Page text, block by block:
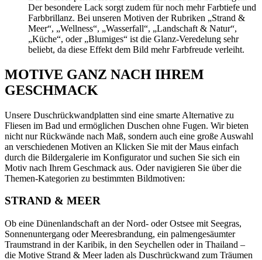
Der besondere Lack sorgt zudem für noch mehr Farbtiefe und
Farbbrillanz. Bei unseren Motiven der Rubriken „Strand &
Meer“, „Wellness“, „Wasserfall“, „Landschaft & Natur“,
„Küche“, oder „Blumiges“ ist die Glanz-Veredelung sehr
beliebt, da diese Effekt dem Bild mehr Farbfreude verleiht.
MOTIVE GANZ NACH IHREM
GESCHMACK
Unsere Duschrückwandplatten sind eine smarte Alternative zu
Fliesen im Bad und ermöglichen Duschen ohne Fugen. Wir bieten
nicht nur Rückwände nach Maß, sondern auch eine große Auswahl
an verschiedenen Motiven an Klicken Sie mit der Maus einfach
durch die Bildergalerie im Konfigurator und suchen Sie sich ein
Motiv nach Ihrem Geschmack aus. Oder navigieren Sie über die
Themen-Kategorien zu bestimmten Bildmotiven:
STRAND & MEER
Ob eine Dünenlandschaft an der Nord- oder Ostsee mit Seegras,
Sonnenuntergang oder Meeresbrandung, ein palmengesäumter
Traumstrand in der Karibik, in den Seychellen oder in Thailand –
die Motive Strand & Meer laden als Duschrückwand zum Träumen